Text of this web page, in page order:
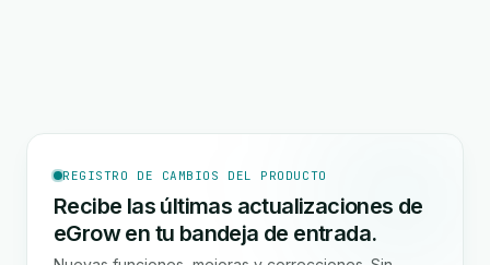
REGISTRO DE CAMBIOS DEL PRODUCTO
Recibe las últimas actualizaciones de
eGrow en tu bandeja de entrada.